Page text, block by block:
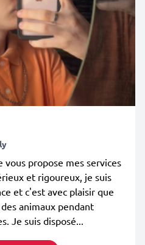
vous propose mes services
et rigoureux, je suis
et c'est avec plaisir que
animaux pendant
Je suis disposé...